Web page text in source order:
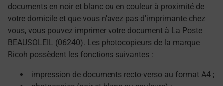
documents en noir et blanc ou en couleur à proximité de
votre domicile et que vous n'avez pas d'imprimante chez
vous, vous pouvez imprimer votre document à La Poste
BEAUSOLEIL (06240). Les photocopieurs de la marque
Ricoh possèdent les fonctions suivantes :
impression de documents recto-verso au format A4 ;